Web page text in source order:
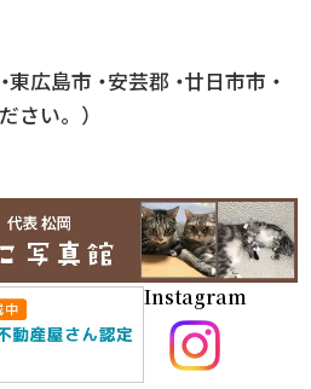
東広島市 安芸郡 廿日市市
さい。）
Instagram